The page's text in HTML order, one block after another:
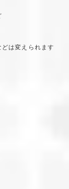
は変えられます